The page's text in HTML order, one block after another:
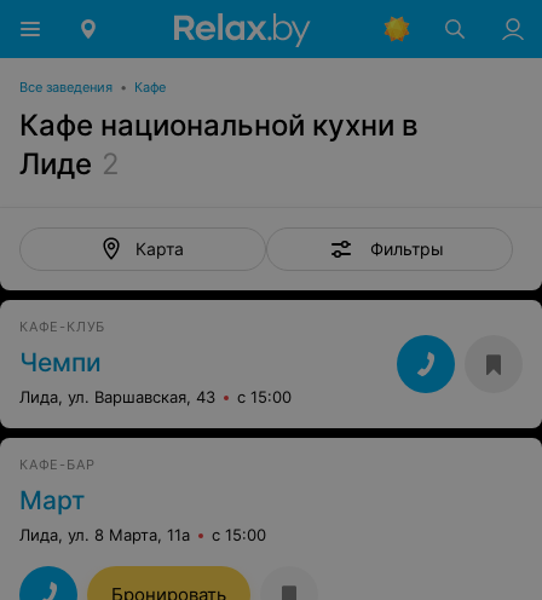
Все заведения • Кафе
Кафе национальной кухни в
Лиде 2
Карта Фильтры
КАФЕ-КЛУБ
Чемпи
Лида, ул. Варшавская, 43 с 15:00
КАФЕ-БАР
Март
Лида, ул. 8 Марта, 11а с 15:00
Бронировать